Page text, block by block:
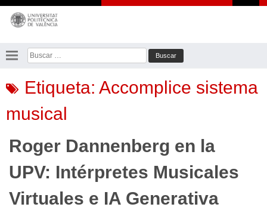
Saltar
contenido
Buscar:
Etiqueta: Accomplice sistema
musical
Roger Dannenberg en la
UPV: Intérpretes Musicales
Virtuales e IA Generativa